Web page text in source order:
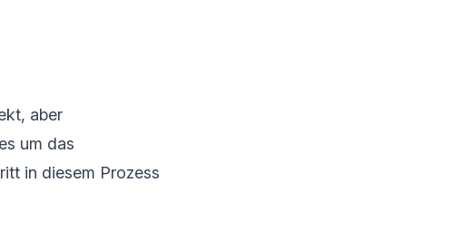
aber
um das
in diesem Prozess